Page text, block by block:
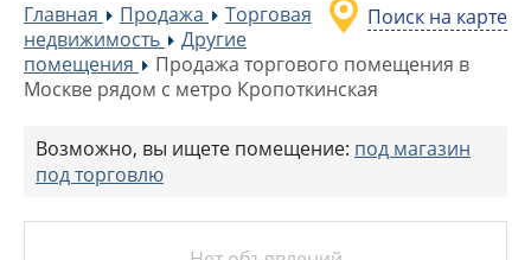
Поиск на карте
Главная »Продажа »
Торговая
недвижимость
»
Другие
помещения
»Продажа торгового помещения в
Москве рядом с метро Кропоткинская
Возможно, вы ищете помещение: под магазин
под торговлю